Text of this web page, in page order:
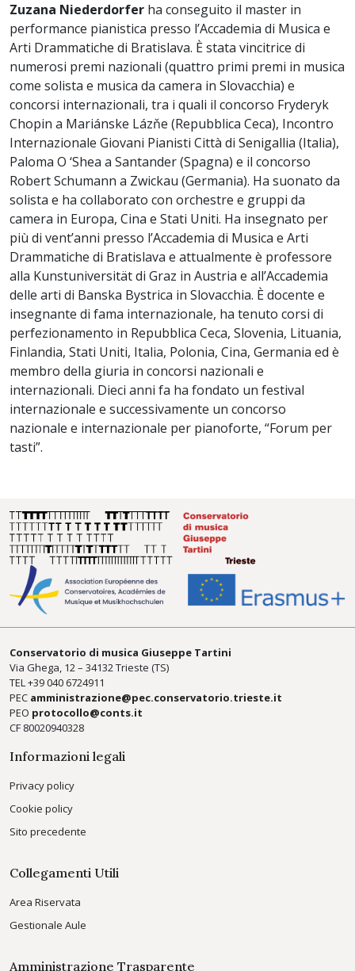
Zuzana Niederdorfer ha conseguito il master in
performance pianistica presso l’Accademia di Musica e
Arti Drammatiche di Bratislava. È stata vincitrice di
numerosi premi nazionali (quattro primi premi in musica
come solista e musica da camera in Slovacchia) e
concorsi internazionali, tra i quali il concorso Fryderyk
Chopin a Mariánske Lázňe (Repubblica Ceca), Incontro
Internazionale Giovani Pianisti Città di Senigallia (Italia),
Paloma O ‘Shea a Santander (Spagna) e il concorso
Robert Schumann a Zwickau (Germania). Ha suonato da
solista e ha collaborato con orchestre e gruppi da
camera in Europa, Cina e Stati Uniti. Ha insegnato per
più di vent’anni presso l’Accademia di Musica e Arti
Drammatiche di Bratislava e attualmente è professore
alla Kunstuniversität di Graz in Austria e all’Accademia
delle arti di Banska Bystrica in Slovacchia. È docente e
insegnante di fama internazionale, ha tenuto corsi di
perfezionamento in Repubblica Ceca, Slovenia, Lituania,
Finlandia, Stati Uniti, Italia, Polonia, Cina, Germania ed è
membro della giuria in concorsi nazionali e
internazionali. Dieci anni fa ha fondato un festival
internazionale e successivamente un concorso
nazionale e internazionale per pianoforte, “Forum per
tasti”.
Conservatorio di musica Giuseppe Tartini
Via Ghega, 12 – 34132 Trieste (TS)
TEL +39040 6724911
PEC amministrazione@pec.conservatorio.trieste.it
PEO protocollo@conts.it
CF 80020940328
Informazioni legali
Privacy policy
Cookie policy
Sito precedente
Collegamenti Utili
Area Riservata
Gestionale Aule
Amministrazione Trasparente